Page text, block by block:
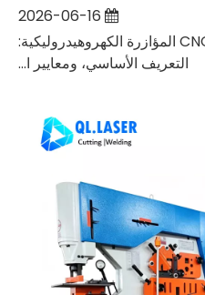
دليل كامل لفرامل الضغط CNC المؤازرة الكهروهيدروليكية:
التعريف الأساسي، ومعايير ا...